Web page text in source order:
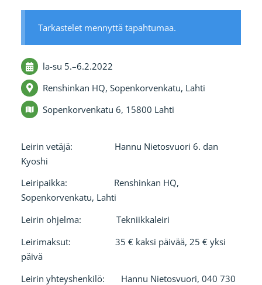
Tarkastelet mennyttä tapahtumaa.
la-su 5.–6.2.2022
Renshinkan HQ, Sopenkorvenkatu, Lahti
Sopenkorvenkatu 6, 15800 Lahti
Leirin vetäjä: Hannu Nietosvuori 6. dan
Kyoshi
Leiripaikka: Renshinkan HQ,
Sopenkorvenkatu, Lahti
Leirin ohjelma: Tekniikkaleiri
Leirimaksut: 35 € kaksi päivää, 25 € yksi
päivä
Leirin yhteyshenkilö: Hannu Nietosvuori, 040 730